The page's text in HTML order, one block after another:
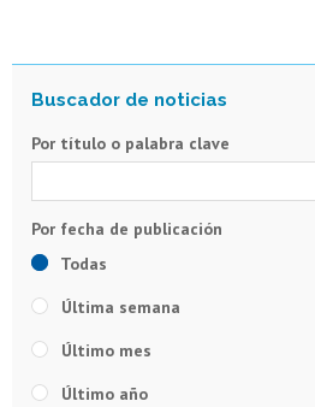
Por título o palabra clave
Todas
Última semana
Último mes
Último año